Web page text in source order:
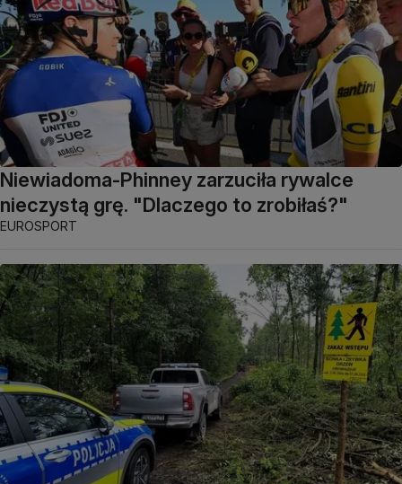
Niewiadoma-Phinney zarzuciła rywalce
nieczystą grę. "Dlaczego to zrobiłaś?"
EUROSPORT